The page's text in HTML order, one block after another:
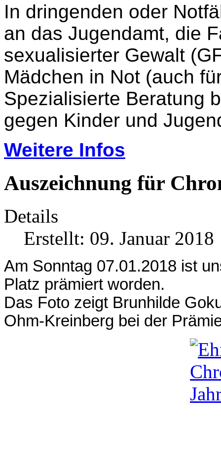
In dringenden oder
an das Jugendamt, die
sexualisierter Gewalt
Mädchen in Not (auch
Spezialisierte Beratung
gegen Kinder und
Weitere Infos
Auszeichnung für
Details
Erstellt: 09. Januar 2018
Am Sonntag 07.01.2018 ist
Platz prämiert worden.
Das Foto zeigt Brunhilde
Ohm-Kreinberg bei der